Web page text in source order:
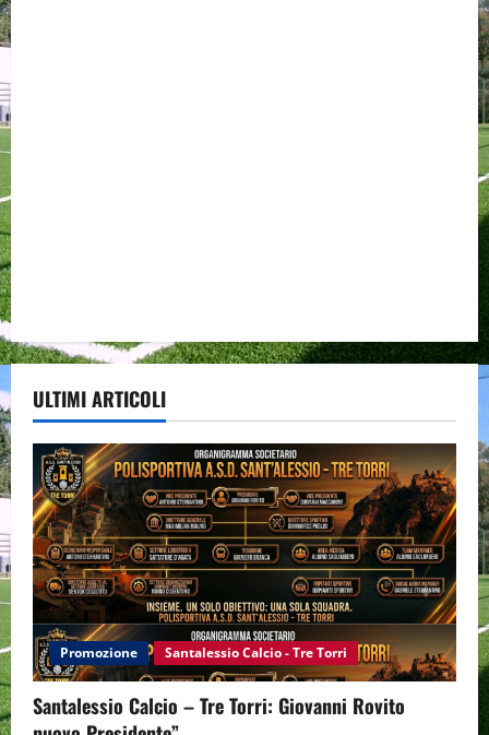
ULTIMI ARTICOLI
Promozione Santalessio Calcio - Tre Torri
Santalessio Calcio – Tre Torri: Giovanni Rovito